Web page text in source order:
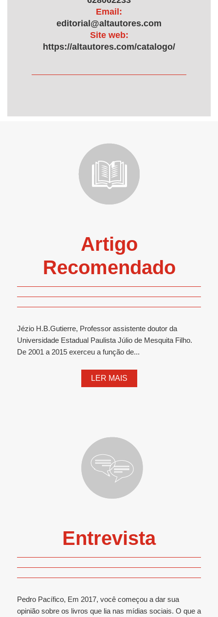
Email:
editorial@altautores.com
Site web:
https://altautores.com/catalogo/
Artigo
Recomendado
Jézio H.B.Gutierre, Professor assistente doutor da
Universidade Estadual Paulista Júlio de Mesquita Filho.
De 2001 a 2015 exerceu a função de...
LER MAIS
Entrevista
Pedro Pacífico, Em 2017, você começou a dar sua
opinião sobre os livros que lia nas mídias sociais. O que a